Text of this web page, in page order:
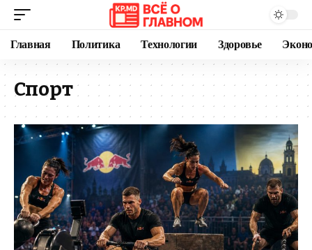
Главная Политика Технологии Здоровье
Спорт